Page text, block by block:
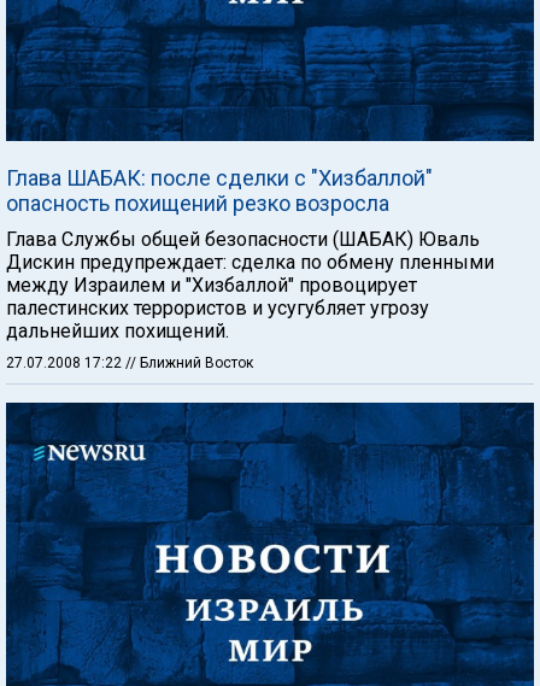
Глава ШАБАК: после сделки с "Хизбаллой"
опасность похищений резко возросла
Глава Службы общей безопасности (ШАБАК) Юваль
Дискин предупреждает: сделка по обмену пленными
между Израилем и "Хизбаллой" провоцирует
палестинских террористов и усугубляет угрозу
дальнейших похищений.
27.07.2008 17:22 // Ближний Восток